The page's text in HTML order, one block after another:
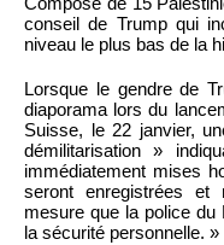
conseil de Trump qui
niveau le plus bas de la
Lorsque le gendre de
diaporama lors du
Suisse, le 22 janvier,
démilitarisation »
immédiatement mises
seront enregistrées
mesure que la police du
la sécurité personnelle. »